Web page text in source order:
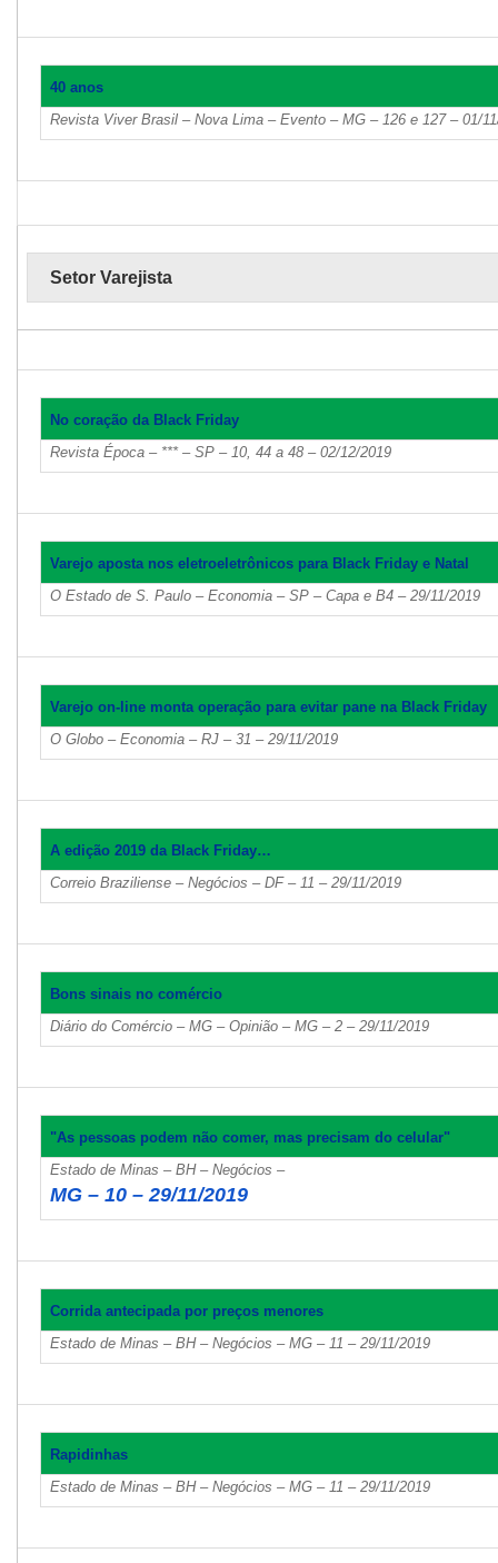
40 anos
Revista Viver Brasil – Nova Lima – Evento – MG – 126 e 127 – 01/
Setor Varejista
No coração da Black Friday
Revista Época – *** – SP – 10, 44 a 48 – 02/12/2019
Varejo aposta nos eletroeletrônicos para Black Friday e Natal
O Estado de S. Paulo – Economia – SP – Capa e B4 – 29/11/2019
Varejo on-line monta operação para evitar pane na Black Friday
O Globo – Economia – RJ – 31 – 29/11/2019
A edição 2019 da Black Friday…
Correio Braziliense – Negócios – DF – 11 – 29/11/2019
Bons sinais no comércio
Diário do Comércio – MG – Opinião – MG – 2 – 29/11/2019
"As pessoas podem não comer, mas precisam do celular"
Estado de Minas – BH – Negócios –
MG – 10 – 29/11/2019
Corrida antecipada por preços menores
Estado de Minas – BH – Negócios – MG – 11 – 29/11/2019
Rapidinhas
Estado de Minas – BH – Negócios – MG – 11 – 29/11/2019